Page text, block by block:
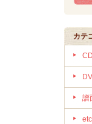
カテ
CD
譜
etc